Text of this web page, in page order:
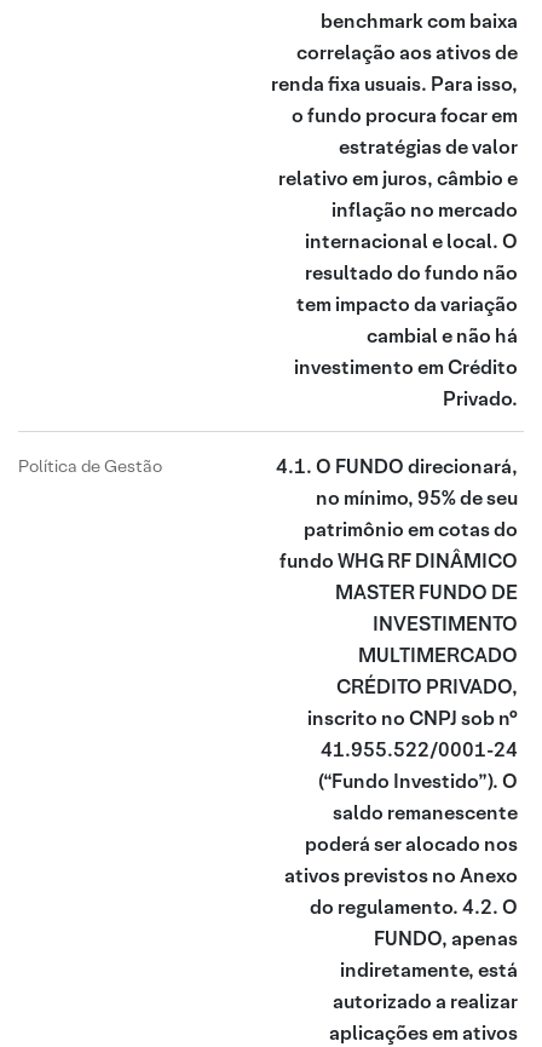
benchmark com baixa
correlação aos ativos de
renda fixa usuais. Para isso,
o fundo procura focar em
estratégias de valor
relativo em juros, câmbio e
inflação no mercado
internacional e local. O
resultado do fundo não
tem impacto da variação
cambial e não há
investimento em Crédito
Privado.
Política de Gestão
4.1. O FUNDO direcionará,
no mínimo, 95% de seu
patrimônio em cotas do
fundo WHG RF DINÂMICO
MASTER FUNDO DE
INVESTIMENTO
MULTIMERCADO
CRÉDITO PRIVADO,
inscrito no CNPJ sob n°
41.955.522/0001-24
(“Fundo Investido”). O
saldo remanescente
poderá ser alocado nos
ativos previstos no Anexo
do regulamento. 4.2. O
FUNDO, apenas
indiretamente, está
autorizado a realizar
aplicações em ativos